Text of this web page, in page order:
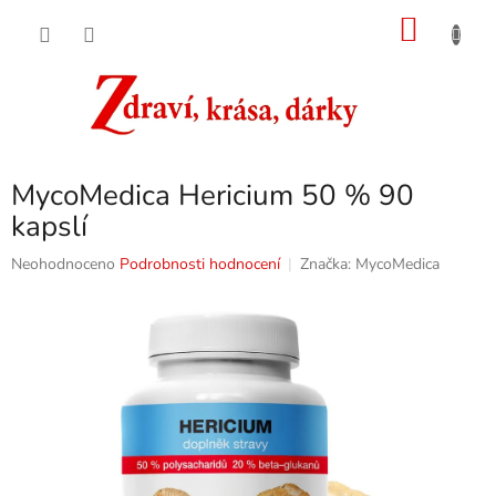
MycoMedica Hericium 50 % 90
kapslí
Průměrné
Neohodnoceno Podrobnosti hodnocení Značka: MycoMedica